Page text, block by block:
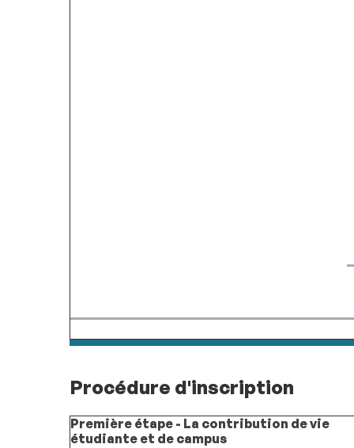
Procédure d'inscription
Première étape - La contribution de vie
étudiante et de campus